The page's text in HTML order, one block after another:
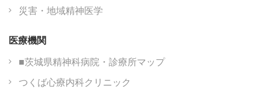
災害・地域精神医学
医療機関
■茨城県精神科病院・診療所マップ
つくば心療内科クリニック